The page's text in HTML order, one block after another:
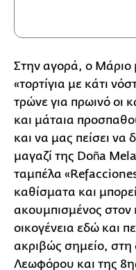
Στην αγορά, ο Μάριο
«τορτίγια με κάτι
τρώνε για πρωινό οι
και μάταια
και να μας πείσει να
μαγαζί της Doña
ταμπέλα
καθίσματα και
ακουμπισμένος στον
οικογένεια εδώ και
ακριβώς σημείο,
Λεωφόρου και της